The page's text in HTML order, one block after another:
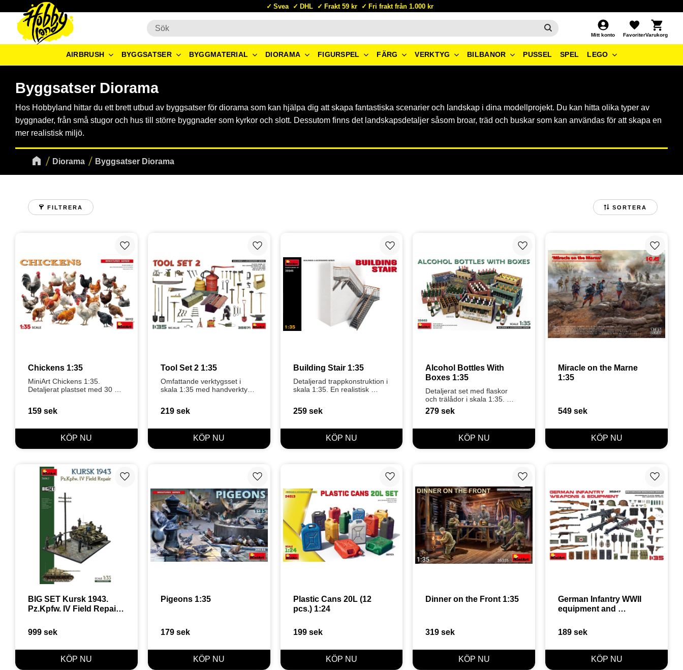
Svea DHL Frakt 59 kr Fri frakt från 1.000 kr
Mitt konto
Favoriter
Kundvagn
AIRBRUSH BYGGSATSER BYGGMATERIAL DIORAMA FIGURSPEL FÄRG VERKTYG BILBANOR PUSSEL SPEL LEGO
Byggsatser Diorama
Diorama Byggsatser Diorama
Hos Hobbyland hittar du ett brett utbud av byggsatser för diorama som kan hjälpa dig att skapa fantastiska scenarier och landskap i dina modellprojekt. Du kan hitta olika typer av
byggnader, från små stugor och hus till större byggnader som kyrkor och slott. Dessutom finns det landskapsdetaljer såsom broar, träd och buskar som kan användas för att skapa en
mer realistisk miljö.
FILTRERA SORTERA
Chickens 1:35
MiniArt Chickens 1:35.
Detaljerat plastset med 30 st
lantliga miljöer.
159 sek
Lägg till i favoriter
Tool Set 2 1:35
Omfattande verktygsset i
skala 1:35 med handverktyg,
dekaler för maximal
219sek
Lägg till i favoriter
Building Stair 1:35
Detaljerad trappkonstruktion i
skala 1:35. En realistisk
byggnader och dioraman.
259sek
Lägg till i favoriter
Alcohol Bottles With
Boxes 1:35
Detaljerat set med flaskor
och trälådor i skala 1:35.
Inkluderar dekaler för
etiketter. Perfekt för
279 sek
Lägg till i favoriter
Miracle on the Marne
1:35
549 sek
Lägg
BIG SET Kursk 1943.
Pz.Kpfw. IV Field Repair
999 sek
Lägg till i favoriter
Pigeons 1:35
179sek
Lägg till i favoriter
Plastic Cans 20L (12
pcs.) 1:24
199sek
Lägg till i favoriter
Dinner on the Front 1:35
319 sek
Lägg till i favoriter
German Infantry WWII
equipment and
189 sek
Lägg